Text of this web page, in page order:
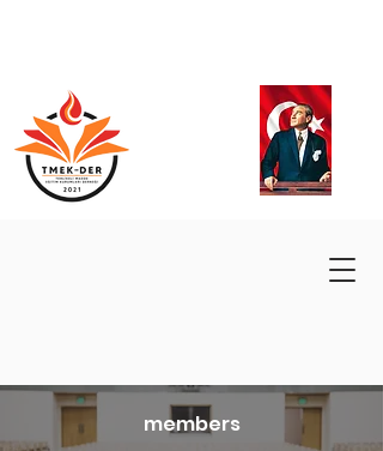
members